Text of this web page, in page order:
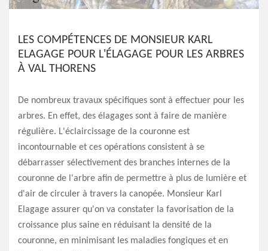
LES COMPÉTENCES DE MONSIEUR KARL
ELAGAGE POUR L'ÉLAGAGE POUR LES ARBRES
À VAL THORENS
De nombreux travaux spécifiques sont à effectuer pour les
arbres. En effet, des élagages sont à faire de manière
régulière. L'éclaircissage de la couronne est
incontournable et ces opérations consistent à se
débarrasser sélectivement des branches internes de la
couronne de l'arbre afin de permettre à plus de lumière et
d'air de circuler à travers la canopée. Monsieur Karl
Elagage assurer qu'on va constater la favorisation de la
croissance plus saine en réduisant la densité de la
couronne, en minimisant les maladies fongiques et en